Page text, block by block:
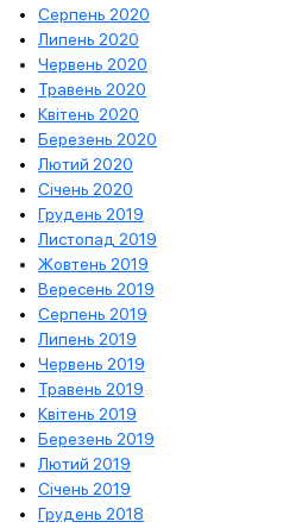
Серпень 2020
Липень 2020
Червень 2020
Травень 2020
Квітень 2020
Березень 2020
Лютий 2020
Січень 2020
Грудень 2019
Листопад 2019
Жовтень 2019
Вересень 2019
Серпень 2019
Липень 2019
Червень 2019
Травень 2019
Квітень 2019
Березень 2019
Лютий 2019
Січень 2019
Грудень 2018